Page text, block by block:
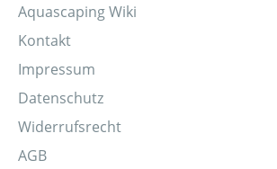
Aquascaping Wiki
Kontakt
Impressum
Datenschutz
Widerrufsrecht
AGB